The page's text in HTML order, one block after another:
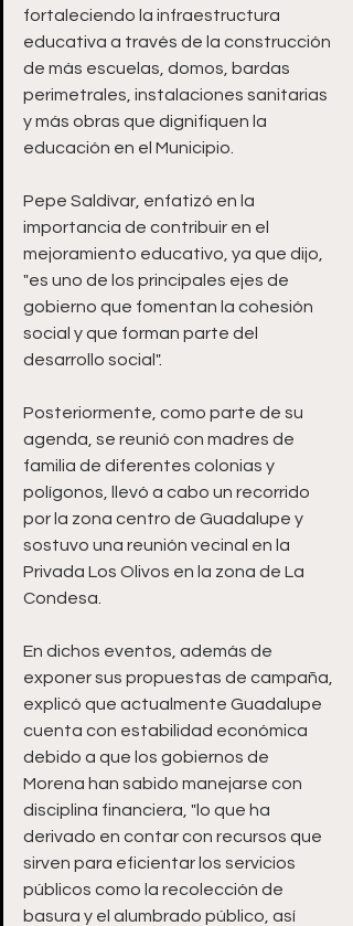
fortaleciendo la infraestructura
educativa a través de la construcción
de más escuelas, domos, bardas
perimetrales, instalaciones sanitarias
y más obras que dignifiquen la
educación en el Municipio.
Pepe Saldívar, enfatizó en la
importancia de contribuir en el
mejoramiento educativo, ya que dijo,
"es uno de los principales ejes de
gobierno que fomentan la cohesión
social y que forman parte del
desarrollo social".
Posteriormente, como parte de su
agenda, se reunió con madres de
familia de diferentes colonias y
polígonos, llevó a cabo un recorrido
por la zona centro de Guadalupe y
sostuvo una reunión vecinal en la
Privada Los Olivos en la zona de La
Condesa.
En dichos eventos, además de
exponer sus propuestas de campaña,
explicó que actualmente Guadalupe
cuenta con estabilidad económica
debido a que los gobiernos de
Morena han sabido manejarse con
disciplina financiera, "lo que ha
derivado en contar con recursos que
sirven para eficientar los servicios
públicos como la recolección de
basura y el alumbrado público, así